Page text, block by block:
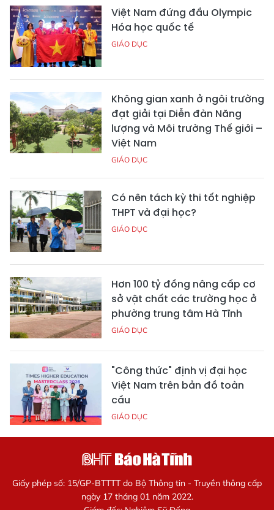
Việt Nam đứng đầu Olympic
Hóa học quốc tế
GIÁO DỤC
Không gian xanh ở ngôi trường
đạt giải tại Diễn đàn Năng
lượng và Môi trường Thế giới –
Việt Nam
GIÁO DỤC
Có nên tách kỳ thi tốt nghiệp
THPT và đại học?
GIÁO DỤC
Hơn 100 tỷ đồng nâng cấp cơ
sở vật chất các trường học ở
phường trung tâm Hà Tĩnh
GIÁO DỤC
"Công thức" định vị đại học
Việt Nam trên bản đồ toàn
cầu
GIÁO DỤC
Giấy phép số: 15/GP-BTTTT do Bộ Thông tin - Truyền thông cấp
ngày 17 tháng 01 năm 2022.